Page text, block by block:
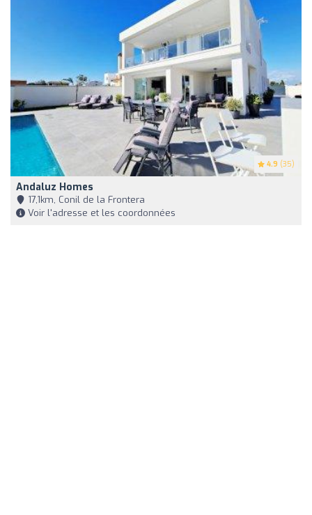
4.9 (35)
Andaluz Homes
17,1km, Conil de la Frontera
Voir l'adresse et les coordonnées